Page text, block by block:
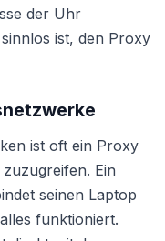
der Uhr
ist, den Proxy
ist oft ein Proxy
Ein
seinen Laptop
funktioniert.